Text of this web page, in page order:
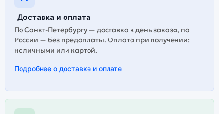
Доставка и оплата
По Санкт-Петербургу — доставка в день заказа, по
России — без предоплаты. Оплата при получении:
наличными или картой.
Подробнее о доставке и оплате